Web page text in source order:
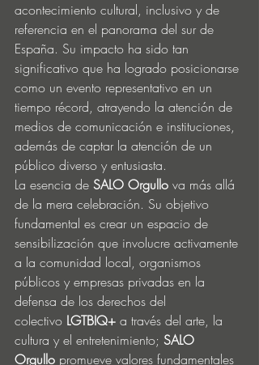
acontecimiento cultural, inclusivo y de
referencia en el panorama del sur de
España. Su impacto ha sido tan
significativo que ha logrado posicionarse
como un evento representativo en un
tiempo récord, atrayendo la atención de
medios de comunicación e instituciones,
además de captar la atención de un
público diverso y entusiasta.
La esencia de SALO Orgullo va más allá
de la mera celebración. Su objetivo
fundamental es crear un espacio de
sensibilización que involucre activamente
a la comunidad local, organismos
públicos y empresas privadas en la
defensa de los derechos del
colectivo LGTBIQ+ a través del arte, la
cultura y el entretenimiento; SALO
Orgullo promueve valores fundamentales